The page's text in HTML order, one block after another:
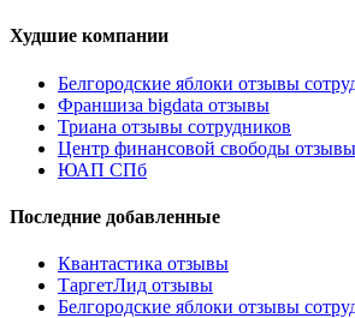
Худшие компании
Белгородские яблоки отзывы
Франшиза bigdata отзывы
Триана отзывы сотрудников
Центр финансовой свободы отзывы
ЮАП СПб
Последние добавленные
Квантастика отзывы
ТаргетЛид отзывы
Белгородские яблоки отзывы